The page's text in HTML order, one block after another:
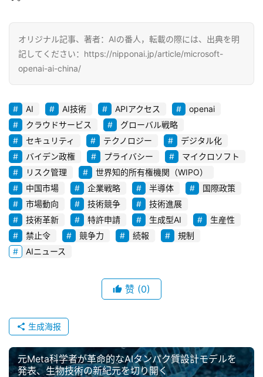
ー
ル
セ
ッ
A
I
活
用
お
問
い
合
わ
せ
オリジナル記事、著者：AIの番人，転載の際には、出典を明
記してください：https://nipponai.jp/article/microsoft-
openai-ai-china/
AI AI技術 APIアクセス
openai
クラウドサービス
グローバル戦略
セキュリティ
テクノロジー
デジタル化
バイデン政権
プライバシー
マイクロソフト
リスク管理
世界知的所有権機関（WIPO）
中国市場
企業戦略 半導体
国際政策
市場動向
技術競争
技術進展
技術革新
特許申請 生成型AI
生産性
禁止令
競争力 続報
規制
AIニュース
赞 (0)
生成海报
元Meta科学者が革命的なAIタンパク質設計モデルを
発表、生物技術の新紀元を切り開く